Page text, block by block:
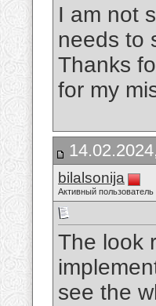
I am not
needs to
Thanks
for my
bilalsonija
Активный пользователь
The look
see the